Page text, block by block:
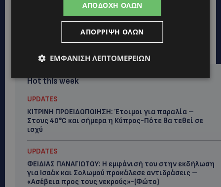
Hot this week
UPDATES
ΚΙΤΡΙΝΗ ΠΡΟΕΙΔΟΠΟΙΗΣΗ: Έτοιμοι για παραλία –
Στους 40°C και σήμερα η Κύπρος-Πότε θα τεθεί σε
ισχύ
UPDATES
ΦΕΙΔΙΑΣ ΠΑΝΑΓΙΩΤΟΥ: Η εμφάνισή του στην εκδήλωση
για Ισαάκ και Σολωμού προκάλεσε αντιδράσεις –
«Ασέβεια προς τους νεκρούς»-(Φώτο)
ΑΠΟΔΟΧΉ ΌΛΩΝ
ΑΠΌΡΡΙΨΗ ΌΛΩΝ
ΕΜΦΆΝΙΣΗ ΛΕΠΤΟΜΕΡΕΙΏΝ